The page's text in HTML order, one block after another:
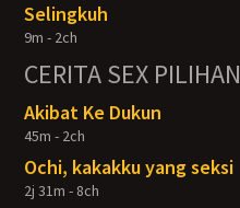
Selingkuh
9m - 2ch
CERITA SEX PILIHAN
Akibat Ke Dukun
45m - 2ch
Ochi, kakakku yang seksi
2j 31m - 8ch